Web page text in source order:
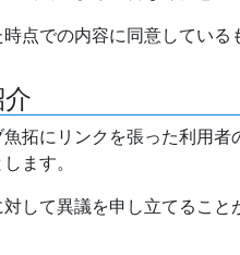
点での内容に同意している
拓にリンクを張った利用
ます。
して異議を申し立てるこ